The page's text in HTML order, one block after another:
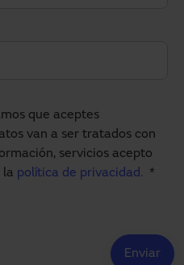
que aceptes
van a ser tratados con
servicios acepto
la política de privacidad. *